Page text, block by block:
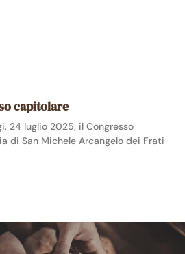
capitolare
24 luglio 2025, il Congresso
di San Michele Arcangelo dei Frati